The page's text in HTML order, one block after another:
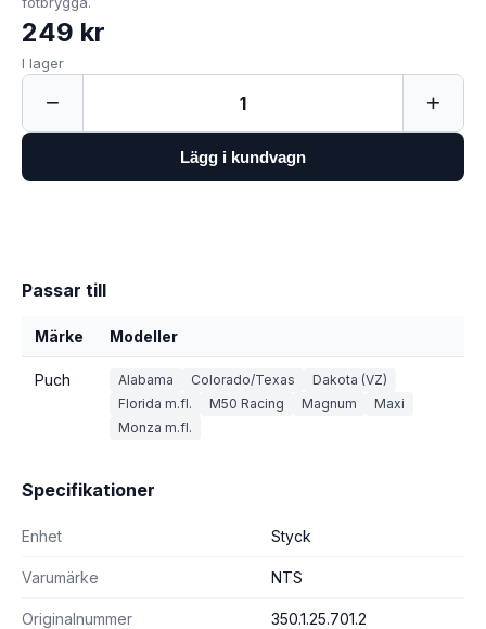
249 kr
I lager
− 1 +
Lägg i kundvagn
Passar till
Märke Modeller
Puch Alabama Colorado/Texas
Dakota (VZ)
Florida m.fl.
M50 Racing Magnum
Maxi
Monza m.fl.
Specifikationer
Enhet Styck
Varumärke NTS
Originalnummer 350.1.25.701.2